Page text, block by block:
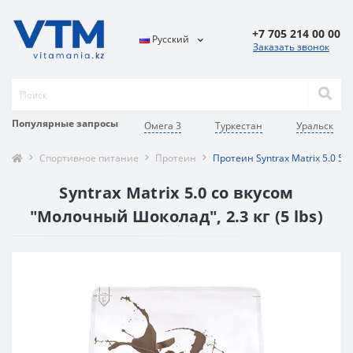
Популярные запросы Омега 3 Туркестан Уральск
Русский +7 705 214 00 00
Заказать звонок
Спортивное питание Протеин Протеин Syntrax Matrix 5.0 5
Syntrax Matrix 5.0 со вкусом
"Молочный Шоколад", 2.3 кг (5 lbs)